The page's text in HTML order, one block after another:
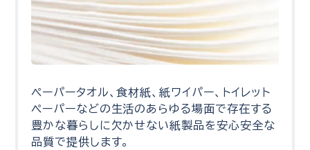
ペーパータオル、食材紙、紙ワイパー、トイレット
ペーパーなどの生活のあらゆる場面で存在する
豊かな暮らしに欠かせない紙製品を安心安全な
品質で提供します。